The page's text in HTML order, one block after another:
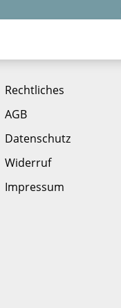
Rechtliches
AGB
Datenschutz
Widerruf
Impressum